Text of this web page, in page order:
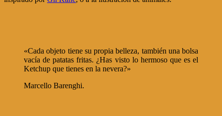
«Cada objeto tiene su propia belleza, también una bolsa
vacía de patatas fritas. ¿Has visto lo hermoso que es el
Ketchup que tienes en la nevera?»
Marcello Barenghi.